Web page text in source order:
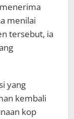
menilai
tersebut, ia
yang
kembali
kop